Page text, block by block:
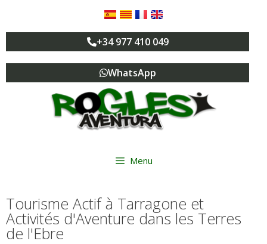
+34 977 410 049
WhatsApp
Menu
Tourisme Actif à Tarragone et
Activités d'Aventure dans les Terres
de l'Ebre